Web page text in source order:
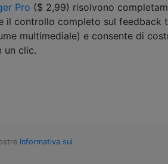
Pro ($ 2,99) risolvono
il controllo completo sul feedback
multimediale) e consente di
un clic.
Informativa sui